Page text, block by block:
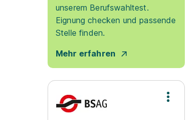
unserem Berufswahltest.
Eignung checken und passende
Stelle finden.
Mehr erfahren